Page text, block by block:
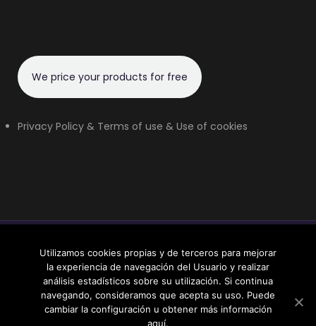
We price your products for free
Privacy Policy & Terms of use & Use of cookies
©2018 FountainPens24. All Copyrights reserved.
Aviso legal|Política de cookies| Política de privacidad
Utilizamos cookies propias y de terceros para mejorar
la experiencia de navegación del Usuario y realizar
análisis estadísticos sobre su utilización. Si continua
navegando, consideramos que acepta su uso. Puede
cambiar la configuración u obtener más información
aquí.